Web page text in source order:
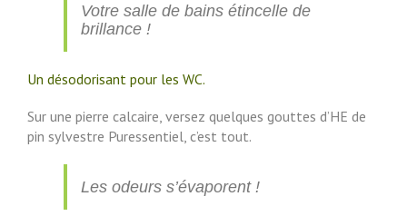
Votre salle de bains étincelle de
brillance !
Un désodorisant pour les WC.
Sur une pierre calcaire, versez quelques gouttes d’HE de
pin sylvestre Puressentiel, c’est tout.
Les odeurs s’évaporent !